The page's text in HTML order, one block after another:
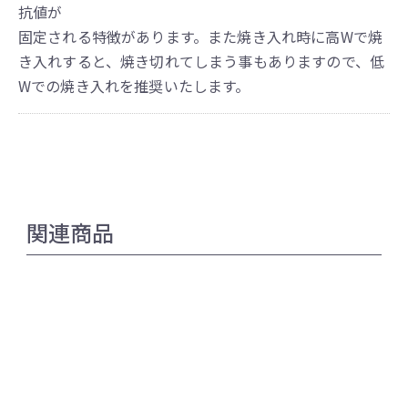
抗値が
固定される特徴があります。また焼き入れ時に高Wで焼
き入れすると、焼き切れてしまう事もありますので、低
Wでの焼き入れを推奨いたします。
関連商品